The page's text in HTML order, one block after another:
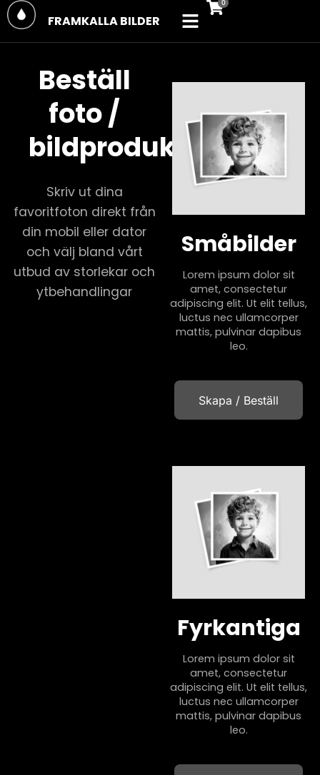
FRAMKALLA BILDER
Beställ
foto /
bildprodukt
Skriv ut dina
favoritfoton direkt från
din mobil eller dator
och välj bland vårt
utbud av storlekar och
ytbehandlingar
Småbilder
Lorem ipsum dolor sit
amet, consectetur
adipiscing elit. Ut elit tellus,
luctus nec ullamcorper
mattis, pulvinar dapibus
leo.
Skapa / Beställ
Fyrkantiga
Lorem ipsum dolor sit
amet, consectetur
adipiscing elit. Ut elit tellus,
luctus nec ullamcorper
mattis, pulvinar dapibus
leo.